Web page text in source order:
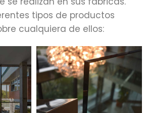
tipos de productos
cualquiera de ellos: